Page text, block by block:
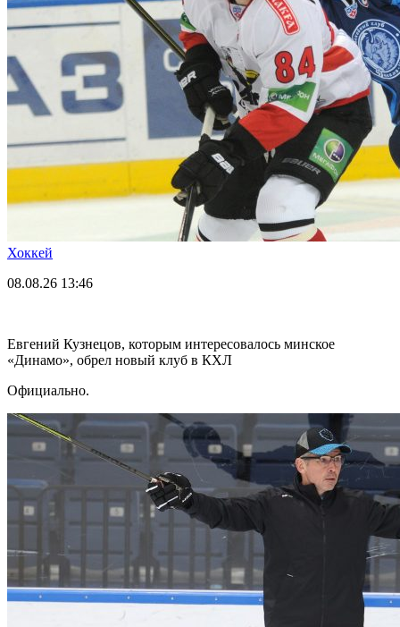
Хоккей
08.08.26 13:46
Евгений Кузнецов, которым интересовалось минское
«Динамо», обрел новый клуб в КХЛ
Официально.